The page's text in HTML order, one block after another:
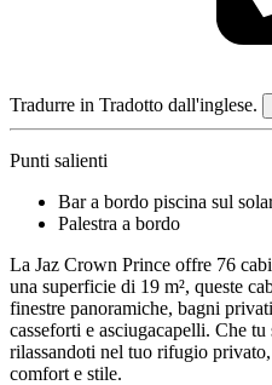
Tradurre in Tradotto dall'inglese.
Punti salienti
Bar a bordo piscina sul
Palestra a bordo
La Jaz Crown Prince offre 76
una superficie di 19 m², queste
finestre panoramiche, bagni
casseforti e asciugacapelli. Che
rilassandoti nel tuo rifugio
comfort e stile.